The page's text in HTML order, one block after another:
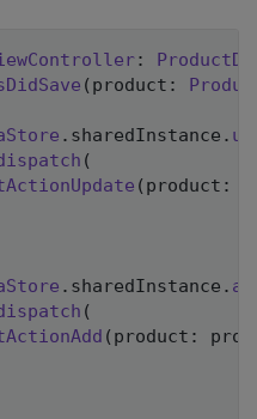
:
( product :
. sharedInstance .
(
( product :
. sharedInstance .
(
( product :